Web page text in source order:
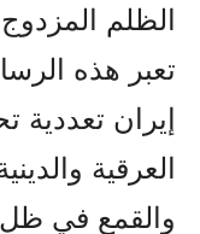
الظلم المزدوج
تعبر هذه
إيران تعددية
العرقية
والقمع في ظل